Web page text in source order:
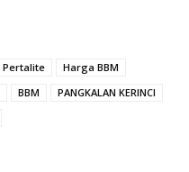
Pertalite
Harga BBM
BBM
PANGKALAN KERINCI